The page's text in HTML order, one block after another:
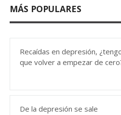
MÁS POPULARES
Recaídas en depresión,
que volver a empezar de
De la depresión se sale